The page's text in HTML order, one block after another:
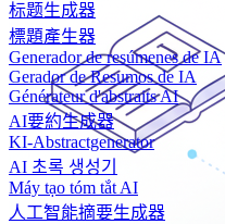
标题生成器
標題產生器
Generador de resúmenes de IA
Gerador de Resumos de IA
Générateur d'abstraits AI
AI要約生成器
KI-Abstractgenerator
AI 초록 생성기
Máy tạo tóm tắt AI
人工智能摘要生成器